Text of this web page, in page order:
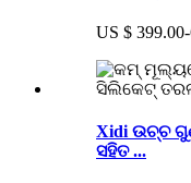
US $
Xidi ଉଚ୍ଚ
ସହିତ ...